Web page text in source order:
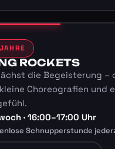
ROCKETS
die Begeisterung –
Choreografien und
· 16:00–17:00 Uhr
Schnupperstunde